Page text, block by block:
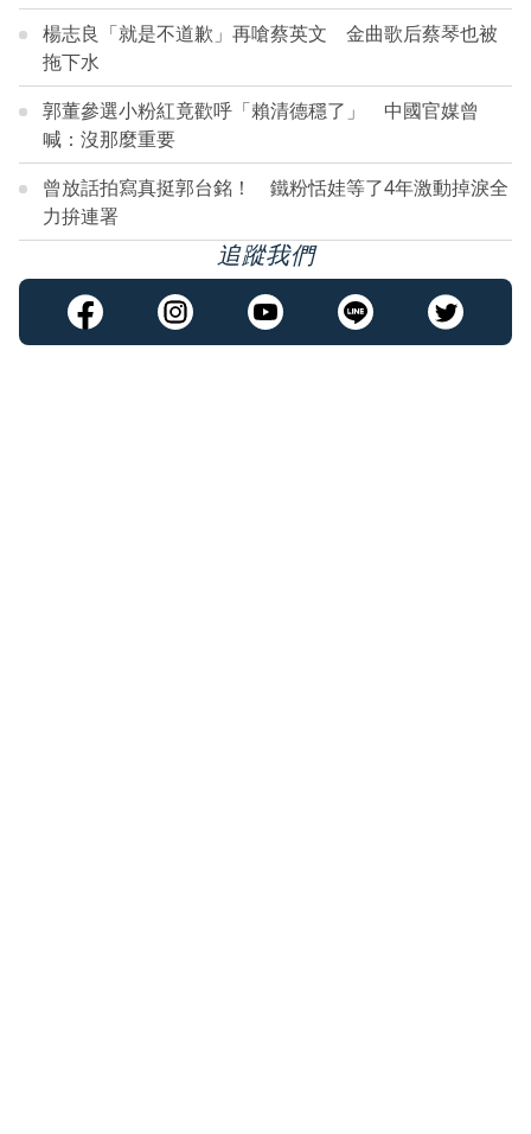
楊志良「就是不道歉」再嗆蔡英文 金曲歌后蔡琴也被
拖下水
郭董參選小粉紅竟歡呼「賴清德穩了」 中國官媒曾
喊：沒那麼重要
曾放話拍寫真挺郭台銘！ 鐵粉恬娃等了4年激動掉淚全
力拚連署
追蹤我們